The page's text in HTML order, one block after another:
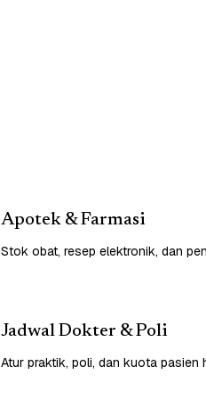
Apotek & Farmasi
Stok obat, resep elektronik, dan
Jadwal Dokter & Poli
Atur praktik, poli, dan kuota pasien